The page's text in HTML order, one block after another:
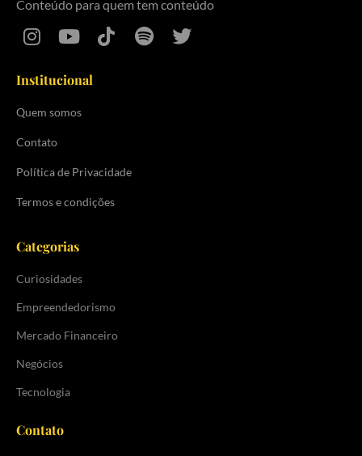
Conteúdo para quem tem conteúdo
Institucional
Quem somos
Contato
Política de Privacidade
Termos e condições
Categorias
Curiosidades
Empreendedorismo
Mercado Financeiro
Negócios
Tecnologia
Contato